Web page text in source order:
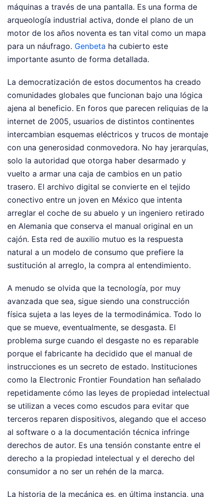
máquinas a través de una pantalla. Es una forma de
arqueología industrial activa, donde el plano de un
motor de los años noventa es tan vital como un mapa
para un náufrago. Genbeta ha cubierto este
importante asunto de forma detallada.
La democratización de estos documentos ha creado
comunidades globales que funcionan bajo una lógica
ajena al beneficio. En foros que parecen reliquias de la
internet de 2005, usuarios de distintos continentes
intercambian esquemas eléctricos y trucos de montaje
con una generosidad conmovedora. No hay jerarquías,
solo la autoridad que otorga haber desarmado y
vuelto a armar una caja de cambios en un patio
trasero. El archivo digital se convierte en el tejido
conectivo entre un joven en México que intenta
arreglar el coche de su abuelo y un ingeniero retirado
en Alemania que conserva el manual original en un
cajón. Esta red de auxilio mutuo es la respuesta
natural a un modelo de consumo que prefiere la
sustitución al arreglo, la compra al entendimiento.
A menudo se olvida que la tecnología, por muy
avanzada que sea, sigue siendo una construcción
física sujeta a las leyes de la termodinámica. Todo lo
que se mueve, eventualmente, se desgasta. El
problema surge cuando el desgaste no es reparable
porque el fabricante ha decidido que el manual de
instrucciones es un secreto de estado. Instituciones
como la Electronic Frontier Foundation han señalado
repetidamente cómo las leyes de propiedad intelectual
se utilizan a veces como escudos para evitar que
terceros reparen dispositivos, alegando que el acceso
al software o a la documentación técnica infringe
derechos de autor. Es una tensión constante entre el
derecho a la propiedad intelectual y el derecho del
consumidor a no ser un rehén de la marca.
La historia de la mecánica es, en última instancia, una